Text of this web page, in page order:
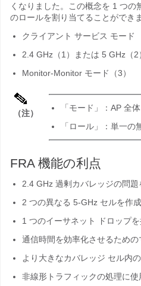
くなりました。この概念を 1 つの
のロールを割り当てることができま
クライアント サービス モード
2.4 GHz（1）または 5 GHz（2
Monitor-Monitor モード（3）
（注）
「モード」：AP 全
「ロール」：単一
FRA 機能の利点
2.4 GHz 過剰カバレッジの問題
2 つの異なる 5-GHz セルを作
1 つのイーサネット ドロップ
通信時間を効率化させるための
より大きなカバレッジ セル内
非線形トラフィックの処理に使